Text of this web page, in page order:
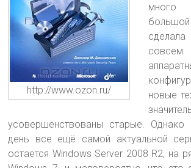
http://www.ozon.ru/
много
сделала
совсем
новые
усовершенствованы старые. Однако
день все ещё самой актуальной
остается Windows Server 2008 R2, на